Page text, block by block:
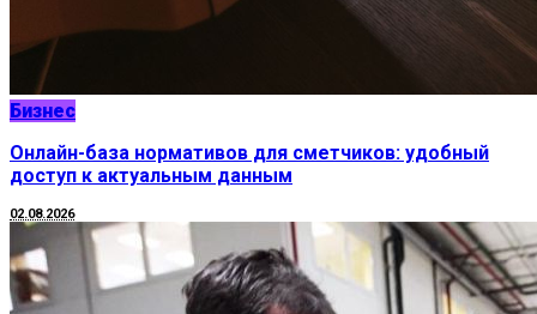
Бизнес
Онлайн-база нормативов для сметчиков: удобный
доступ к актуальным данным
02.08.2026